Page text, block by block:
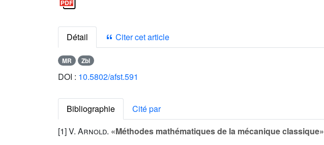
Détail Citer cet article
MR Zbl
DOI : 10.5802/afst.591
Bibliographie
Cité par
[1]V. Arnold. «Méthodes mathématiques de la mécanique classique»